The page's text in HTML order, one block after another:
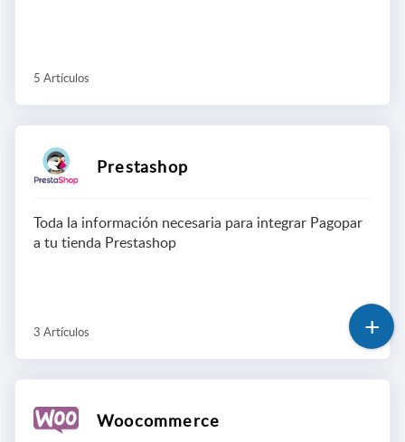
5 Artículos
Prestashop
Toda la información necesaria para integrar Pagopar
a tu tienda Prestashop
3 Artículos
Woocommerce